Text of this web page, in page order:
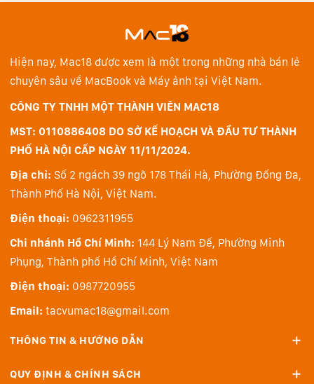
Hiện nay, Mac18 được xem là một trong những nhà bán lẻ
chuyên sâu về MacBook và Máy ảnh tại Việt Nam.
CÔNG TY TNHH MỘT THÀNH VIÊN MAC18
MST: 0110886408 DO SỞ KẾ HOẠCH VÀ ĐẦU TƯ THÀNH
PHỐ HÀ NỘI CẤP NGÀY 11/11/2024.
Địa chỉ: Số 2 ngách 39 ngõ 178 Thái Hà, Phường Đống Đa,
Thành Phố Hà Nội, Việt Nam.
Điện thoại: 0962311955
Chi nhánh Hồ Chí Minh: 144 Lý Nam Đế, Phường Minh
Phụng, Thành phố Hồ Chí Minh, Việt Nam
Điện thoại: 0987720955
Email: tacvumac18@gmail.com
THÔNG TIN & HƯỚNG DẪN
QUY ĐỊNH & CHÍNH SÁCH